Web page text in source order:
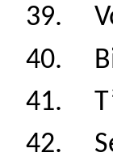
39.
40.
41.
42.